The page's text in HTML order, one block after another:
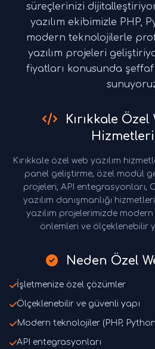
süreçlerinizi
yazılım ekibimizle PHP,
modern teknolojilerle
yazılım projeleri
fiyatları konusunda
Kırıkkale Özel
Kırıkkale özel web yazılım
panel geliştirme, özel modül
projeleri, API entegrasyonları,
yazılım danışmanlığı
yazılım projelerimizde
önlemleri ve ölçeklenebilir
Neden Özel
İşletmenize özel çözümler
Ölçeklenebilir ve güvenli yapı
Modern teknolojiler (PHP,
API entegrasyonları